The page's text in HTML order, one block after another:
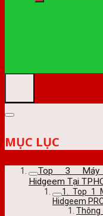
MỤC LỤC
Top 3
Hidgeem Tại
1. Top 1
Hidgeem